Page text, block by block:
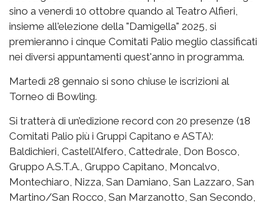
sino a venerdì 10 ottobre quando al Teatro Alfieri,
insieme all'elezione della "Damigella" 2025, si
premieranno i cinque Comitati Palio meglio classificati
nei diversi appuntamenti quest'anno in programma.
Martedì 28 gennaio si sono chiuse le iscrizioni al
Torneo di Bowling.
Si tratterà di un’edizione record con 20 presenze (18
Comitati Palio più i Gruppi Capitano e ASTA):
Baldichieri, Castell’Alfero, Cattedrale, Don Bosco,
Gruppo A.S.T.A., Gruppo Capitano, Moncalvo,
Montechiaro, Nizza, San Damiano, San Lazzaro, San
Martino/San Rocco, San Marzanotto, San Secondo,